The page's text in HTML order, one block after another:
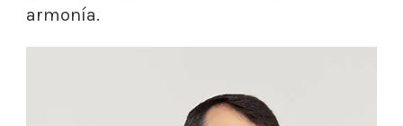
armonía.